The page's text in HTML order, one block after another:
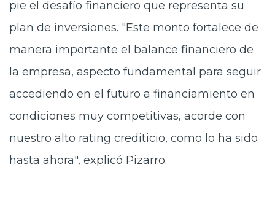
pie el desafío financiero que representa su
plan de inversiones. "Este monto fortalece de
manera importante el balance financiero de
la empresa, aspecto fundamental para seguir
accediendo en el futuro a financiamiento en
condiciones muy competitivas, acorde con
nuestro alto rating crediticio, como lo ha sido
hasta ahora", explicó Pizarro.